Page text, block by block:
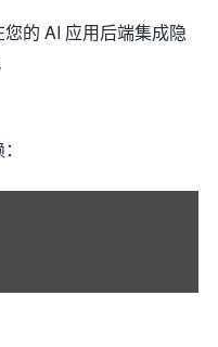
的 AI 应用后端集成隐